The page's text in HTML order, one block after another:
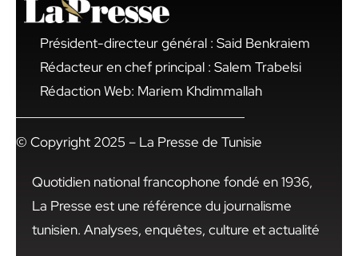
Président-directeur général : Said Benkraiem
Rédacteur en chef principal : Salem Trabelsi
Rédaction Web: Mariem Khdimmallah
© Copyright 2025 – La Presse de Tunisie
Quotidien national francophone fondé en 1936,
La Presse est une référence du journalisme
tunisien. Analyses, enquêtes, culture et actualité